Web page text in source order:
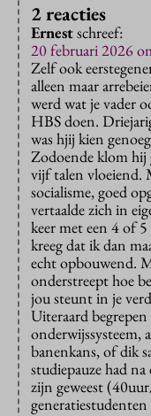
2 reacties
Ernestschreef:
20 februari 2026
Zelf ook
alleen maar
werd wat je vader
HBS doen.
was hjij kien
Zodoende klom hij
vijf talen vloeiend.
socialisme, goed
vertaalde zich in
keer met een 4 of
kreeg dat ik dan
echt opbouwend.
onderstreept hoe
jou steunt in je
Uiteraard
onderwijssysteem,
banenkans, of dik
studiepauze had
zijn geweest